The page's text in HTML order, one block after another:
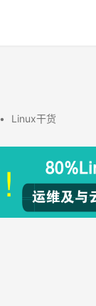
• Linux干货